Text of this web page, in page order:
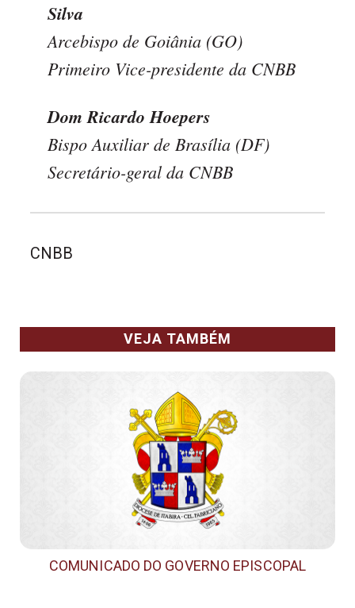
Silva
Arcebispo de Goiânia (GO)
Primeiro Vice-presidente da CNBB
Dom Ricardo Hoepers
Bispo Auxiliar de Brasília (DF)
Secretário-geral da CNBB
CNBB
VEJA TAMBÉM
COMUNICADO DO GOVERNO EPISCOPAL